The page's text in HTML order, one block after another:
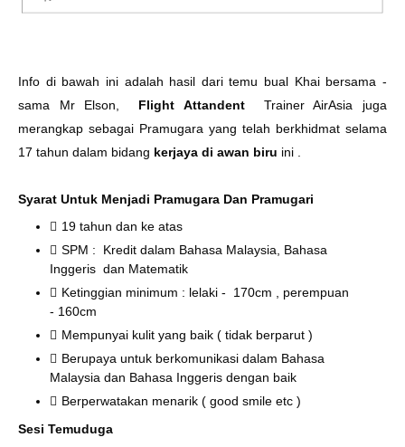
Info di bawah ini adalah hasil dari temu bual Khai bersama -
sama Mr Elson, Flight Attandent Trainer AirAsia juga
merangkap sebagai Pramugara yang telah berkhidmat selama
17 tahun dalam bidang kerjaya di awan biru ini .
Syarat Untuk Menjadi Pramugara Dan Pramugari
19 tahun dan ke atas
SPM : Kredit dalam Bahasa Malaysia, Bahasa
Inggeris dan Matematik
Ketinggian minimum : lelaki - 170cm , perempuan
- 160cm
Mempunyai kulit yang baik ( tidak berparut )
Berupaya untuk berkomunikasi dalam Bahasa
Malaysia dan Bahasa Inggeris dengan baik
Berperwatakan menarik ( good smile etc )
Sesi Temuduga